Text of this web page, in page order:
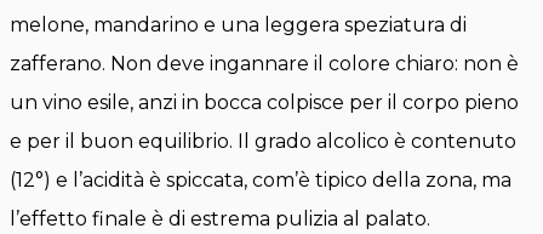
melone, mandarino e una leggera speziatura di
zafferano. Non deve ingannare il colore chiaro: non è
un vino esile, anzi in bocca colpisce per il corpo pieno
e per il buon equilibrio. Il grado alcolico è contenuto
(12°) e l’acidità è spiccata, com’è tipico della zona, ma
l’effetto finale è di estrema pulizia al palato.